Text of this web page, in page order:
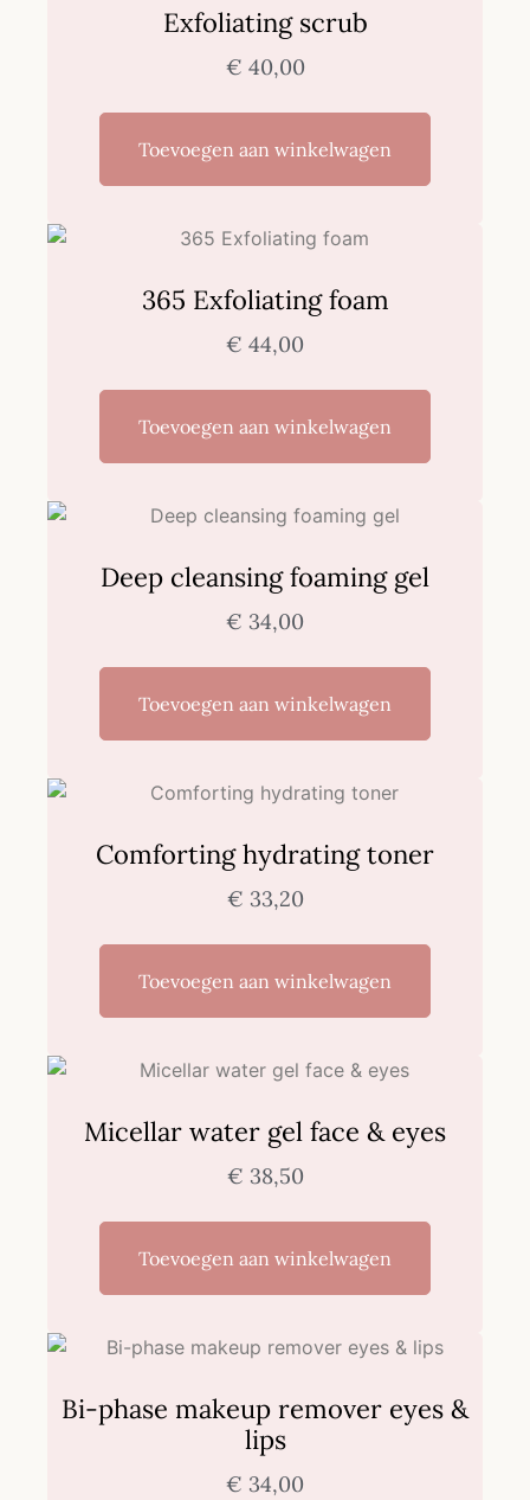
Exfoliating scrub
€ 40,00
Toevoegen aan winkelwagen
365 Exfoliating foam
€ 44,00
Toevoegen aan winkelwagen
Deep cleansing foaming gel
€ 34,00
Toevoegen aan winkelwagen
Comforting hydrating toner
€ 33,20
Toevoegen aan winkelwagen
Micellar water gel face & eyes
€ 38,50
Toevoegen aan winkelwagen
Bi-phase makeup remover eyes &
lips
€ 34,00